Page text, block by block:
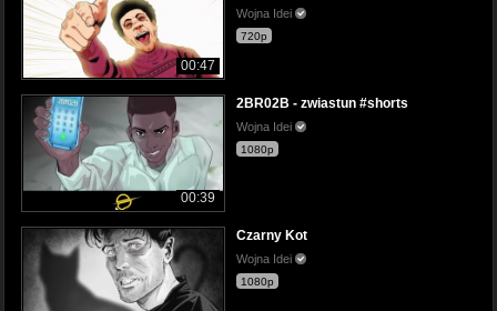
00:47
Wojna Idei
720p
00:39
2BR02B - zwiastun #shorts
Wojna Idei
1080p
Czarny Kot
Wojna Idei
1080p